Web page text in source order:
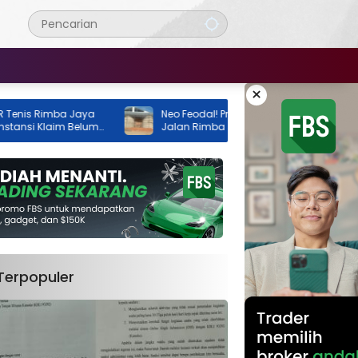
×
Rimba Jaya
Klaim Belum
Neo Feodal! Proyek Lapangan Tenis di
Jalan Rimba Jaya Berani Berdiri Tanpa
Izin, Pemilik Malah Pamer Progres 70